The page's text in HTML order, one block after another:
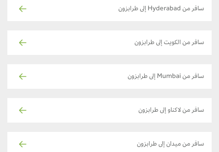
سافر من Hyderabad إلى طرابزون
سافر من الكويت إلى طرابزون
سافر من Mumbai إلى طرابزون
سافر من لاكناو إلى طرابزون
سافر من ميدان إلى طرابزون